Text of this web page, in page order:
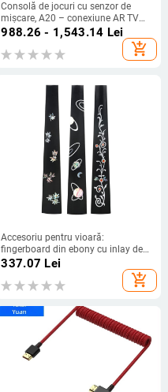
Consolă de jocuri cu senzor de
mișcare, A20 – conexiune AR TV
acasă, covoraș de dans wireless
dublu, 32GB memorie
988.26 - 1,543.14 Lei
add_shopping_cart
Accesoriu pentru vioară:
fingerboard din ebony cu inlay de
perlă, gât sculptat, LN231,
337.07 Lei
add_shopping_cart